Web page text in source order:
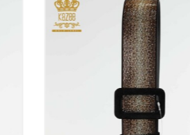
de plată; Puteți plăti către compania
Western Union, Upt, Zolotaya Korona,
produsele brandului de îmbrăcăminte
fibre naturale. Pietrele de cristal și broderii
manual.
de pe produs este placat cu aur și nu se
noastre aparțin companiei noastre și